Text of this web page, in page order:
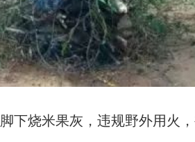
烧米果灰，违规野外用火，